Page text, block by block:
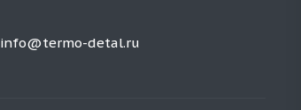
info@termo-detal.ru